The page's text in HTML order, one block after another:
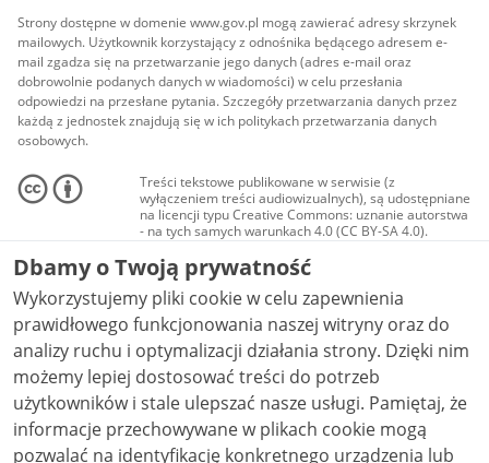
Strony dostępne w domenie www.gov.pl mogą zawierać adresy skrzynek
mailowych. Użytkownik korzystający z odnośnika będącego adresem e-
mail zgadza się na przetwarzanie jego danych (adres e-mail oraz
dobrowolnie podanych danych w wiadomości) w celu przesłania
odpowiedzi na przesłane pytania. Szczegóły przetwarzania danych przez
każdą z jednostek znajdują się w ich politykach przetwarzania danych
osobowych.
Treści tekstowe publikowane w serwisie (z
wyłączeniem treści audiowizualnych), są udostępniane
na licencji typu Creative Commons: uznanie autorstwa
- na tych samych warunkach 4.0 (CC BY-SA 4.0).
Materiały audiowizualne, w tym zdjęcia, materiały
audio i wideo, są udostępniane na licencji typu
Creative Commons: uznanie autorstwa użycie
niekomercyjne - bez utworów zależnych 4.0 (CC BY-
NC-ND 4.0), o ile nie jest to stwierdzone inaczej.
Dbamy o Twoją prywatność
Wykorzystujemy pliki cookie w celu zapewnienia
prawidłowego funkcjonowania naszej witryny oraz do
analizy ruchu i optymalizacji działania strony. Dzięki nim
możemy lepiej dostosować treści do potrzeb
użytkowników i stale ulepszać nasze usługi. Pamiętaj, że
informacje przechowywane w plikach cookie mogą
pozwalać na identyfikację konkretnego urządzenia lub